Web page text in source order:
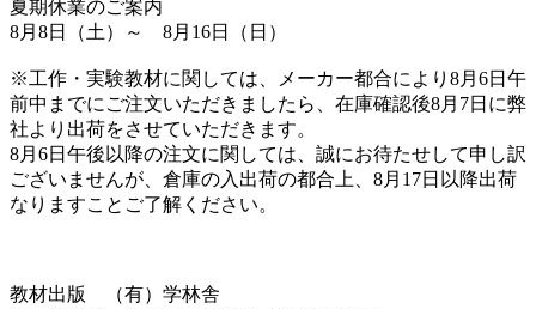
夏期休業のご案内
8月8日（土）～ 8月16日（日）
※工作・実験教材に関しては、メーカー都合により8月6日午
前中までにご注文いただきましたら、在庫確認後8月7日に弊
社より出荷をさせていただきます。
8月6日午後以降の注文に関しては、誠にお待たせして申し訳
ございませんが、倉庫の入出荷の都合上、8月17日以降出荷
なりますことご了解ください。
教材出版 （有）学林舎